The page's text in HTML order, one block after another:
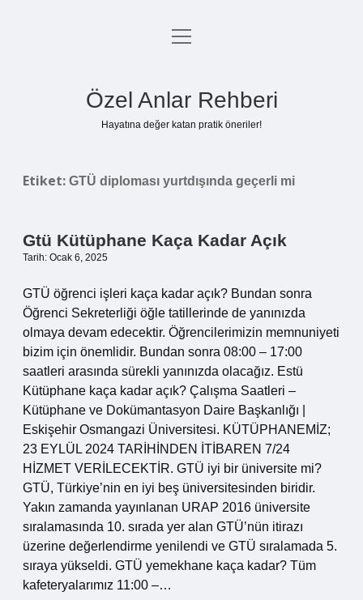
Anasayfa
menüyü
Özel Anlar Rehberi
Hayatına değer katan pratik öneriler!
Etiket: GTÜ diploması yurtdışında geçerli mi
Gtü Kütüphane Kaça Kadar Açık
Tarih: Ocak 6, 2025
GTÜ öğrenci işleri kaça kadar açık? Bundan sonra
Öğrenci Sekreterliği öğle tatillerinde de yanınızda
olmaya devam edecektir. Öğrencilerimizin memnuniyeti
bizim için önemlidir. Bundan sonra 08:00 – 17:00
saatleri arasında sürekli yanınızda olacağız. Estü
Kütüphane kaça kadar açık? Çalışma Saatleri –
Kütüphane ve Dokümantasyon Daire Başkanlığı |
Eskişehir Osmangazi Üniversitesi. KÜTÜPHANEMİZ;
23 EYLÜL 2024 TARİHİNDEN İTİBAREN 7/24
HİZMET VERİLECEKTİR. GTÜ iyi bir üniversite mi?
GTÜ, Türkiye’nin en iyi beş üniversitesinden biridir.
Yakın zamanda yayınlanan URAP 2016 üniversite
sıralamasında 10. sırada yer alan GTÜ’nün itirazı
üzerine değerlendirme yenilendi ve GTÜ sıralamada 5.
sıraya yükseldi. GTÜ yemekhane kaça kadar? Tüm
kafeteryalarımız 11:00 –…